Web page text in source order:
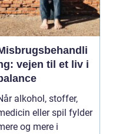
vejen til et liv i
alkohol, stoffer,
eller spil fylder
og mere i